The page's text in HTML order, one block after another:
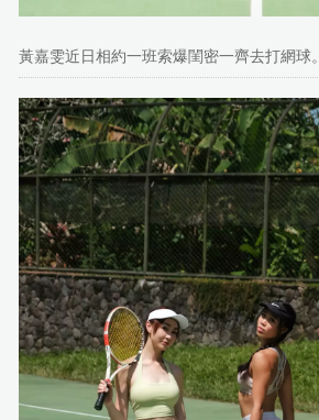
黃嘉雯近日相約一班索爆閨密一齊去打網球。